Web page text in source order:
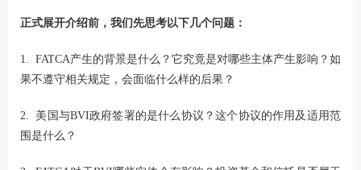
正式展开介绍前，我们先思考以下几个问题：
1. FATCA产生的背景是什么？它究竟是对哪些主体产生影响？如
果不遵守相关规定，会面临什么样的后果？
2. 美国与BVI政府签署的是什么协议？这个协议的作用及适用范
围是什么？